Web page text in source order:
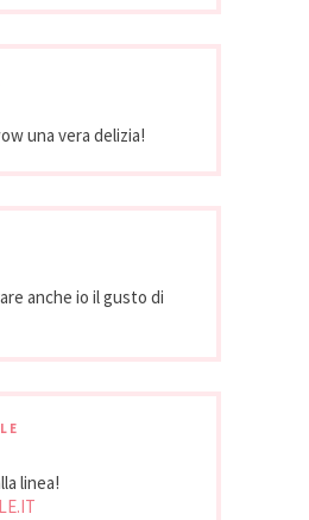
una vera delizia!
anche io il gusto di
linea!